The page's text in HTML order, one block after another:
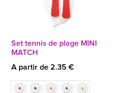
Set tennis de plage MINI
MATCH
A partir de 2.35 €